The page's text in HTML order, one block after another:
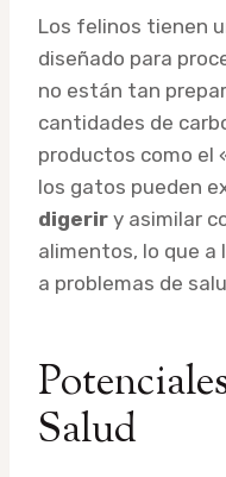
Los felinos tienen
diseñado para
no están tan
cantidades de
productos como el
los gatos pueden
digerir y asimilar
alimentos, lo que a
a problemas de
Salud